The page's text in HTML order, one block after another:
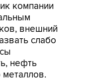
компании
внешний
слабо
нефть